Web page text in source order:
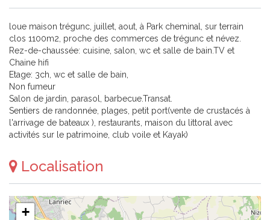
loue maison trégunc, juillet, aout, à Park cheminal, sur terrain
clos 1100m2, proche des commerces de trégunc et névez.
Rez-de-chaussée: cuisine, salon, wc et salle de bain.TV et
Chaine hifi
Etage: 3ch, wc et salle de bain,
Non fumeur
Salon de jardin, parasol, barbecue.Transat.
Sentiers de randonnée, plages, petit port(vente de crustacés à
l'arrivage de bateaux ), restaurants, maison du littoral avec
activités sur le patrimoine, club voile et Kayak)
Localisation
+